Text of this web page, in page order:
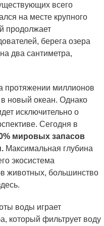
всего
на месте крупного
продолжает
берега озера
два сантиметра,
протяжении миллионов
в новый океан. Однако
исключительно о
Сегодня в
мировых запасов
Максимальная глубина
экосистема
животных, большинство
воды играет
который фильтрует воду